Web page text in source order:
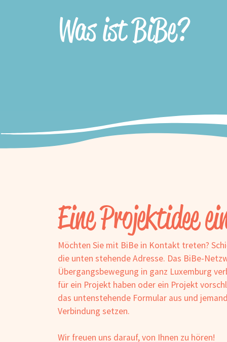
Was ist BiBe?
Eine Projektidee
Möchten Sie mit BiBe in Kontakt treten?
die unten stehende Adresse. Das BiBe-
Übergangsbewegung in ganz Luxemburg
für ein Projekt haben oder ein Projekt
das untenstehende Formular aus und
Verbindung setzen.
Wir freuen uns darauf, von Ihnen zu hören!